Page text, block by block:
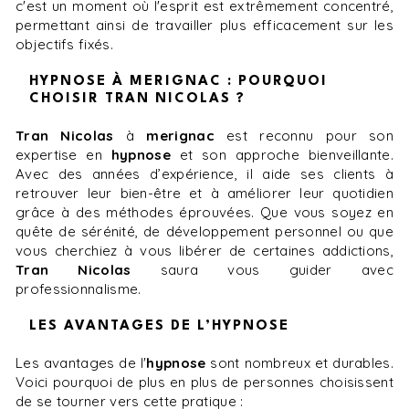
c'est un moment où l'esprit est extrêmement concentré,
permettant ainsi de travailler plus efficacement sur les
objectifs fixés.
HYPNOSE À MERIGNAC : POURQUOI
CHOISIR TRAN NICOLAS ?
Tran Nicolas à merignac est reconnu pour son
expertise en hypnoseet son approche bienveillante.
Avec des années d’expérience, il aide ses clients à
retrouver leur bien-être et à améliorer leur quotidien
grâce à des méthodes éprouvées. Que vous soyez en
quête de sérénité, de développement personnel ou que
vous cherchiez à vous libérer de certaines addictions,
Tran Nicolas saura vous guider avec
professionnalisme.
LES AVANTAGES DE L’HYPNOSE
Les avantages de l'hypnose sont nombreux et durables.
Voici pourquoi de plus en plus de personnes choisissent
de se tourner vers cette pratique :